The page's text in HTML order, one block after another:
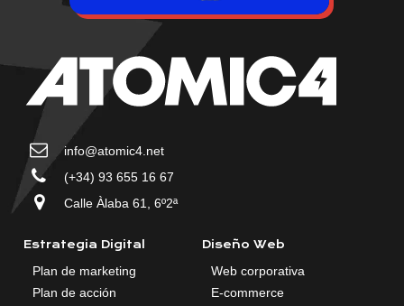
info@atomic4.net
(+34) 93 655 16 67
Calle Àlaba 61, 6º2ª
Estrategia Digital
Plan de marketing
Plan de acción
Diseño Web
Web corporativa
E-commerce